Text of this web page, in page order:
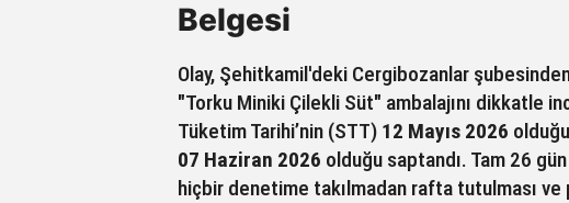
Belgesi
Olay, Şehitkamil'deki Cergibozanlar
"Torku Miniki Çilekli Süt" ambalajını dikkatle
Tüketim Tarihi’nin (STT) 12 Mayıs 2026
07 Haziran 2026 olduğu saptandı. Tam 26
hiçbir denetime takılmadan rafta tutulması ve